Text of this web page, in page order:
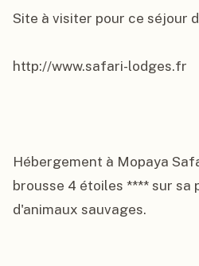
Site à visiter pour ce séjour
http://www.safari-lodges.fr
Hébergement à Mopaya
brousse 4 étoiles **** sur sa
d'animaux sauvages.